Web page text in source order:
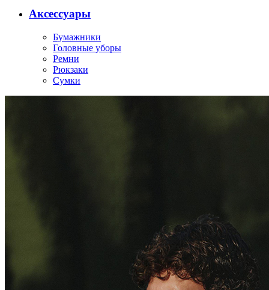
Аксессуары
Бумажники
Головные уборы
Ремни
Рюкзаки
Сумки